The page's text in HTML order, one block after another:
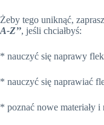
Żeby tego uniknąć,
A-Z’’, jeśli chciałbyś:
* nauczyć się naprawy
* nauczyć się naprawiać
* poznać nowe materiały i